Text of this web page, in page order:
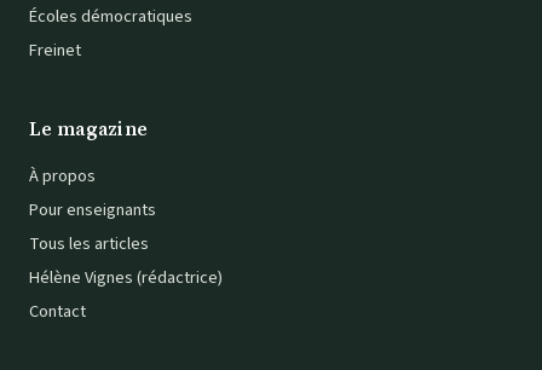
Écoles démocratiques
Freinet
Le magazine
À propos
Pour enseignants
Tous les articles
Hélène Vignes (rédactrice)
Contact